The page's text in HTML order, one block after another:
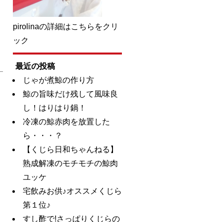
pirolinaの詳細はこちらをクリ
ック
最近の投稿
じゃが煮鯨の作り方
鯨の旨味だけ残して風味良
し！はりはり鍋！
冷凍の鯨赤肉を放置した
ら・・・？
【くじら日和ちゃんねる】
熟成解凍のモチモチの鯨肉
ユッケ
宅飲みお供♪オススメくじら
第１位♪
すし酢で!さっぱりくじらの